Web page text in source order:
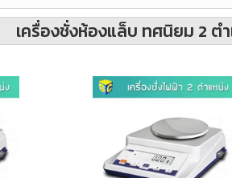
เครื่องชั่งห้องแล็บ ทศนิยม 2 ต